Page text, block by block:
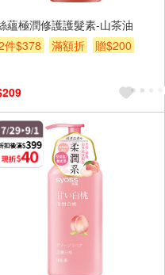
蘊極潤修護護髮素-山茶油
件$378
滿額折 贈$200